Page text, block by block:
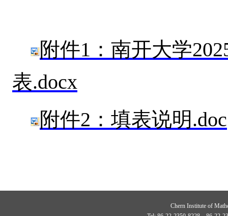
附件1：南开大学
表.docx
附件2：填表说明.doc
Chern Institute of